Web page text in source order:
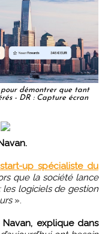
démontrer que tant
- DR : Capture écran
start-up spécialiste du
que la société lance
logiciels de gestion
».
explique dans